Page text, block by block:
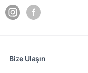
Bize Ulaşın